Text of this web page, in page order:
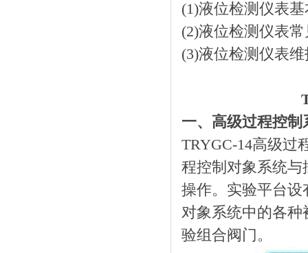
(1)液位检测仪表
(2)液位检测仪表
(3)液位检测仪表
一、高级过程控
TRYGC-14高级过
程控制对象系统
操作。实验平台
对象系统中的各
验组合阀门。